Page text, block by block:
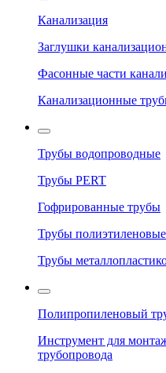
Канализация
Заглушки
Фасонные части
Канализационные
Трубы водопроводные
Трубы PERT
Гофрированные трубы
Трубы полиэтиленовые
Трубы
Полипропиленовый
Инструмент для
трубопровода